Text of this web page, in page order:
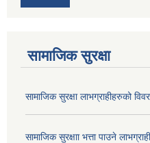
सामाजिक सुरक्षा
सामाजिक सुरक्षा लाभग्राहीहरुको
सामाजिक सुरक्षाा भत्ता पाउने